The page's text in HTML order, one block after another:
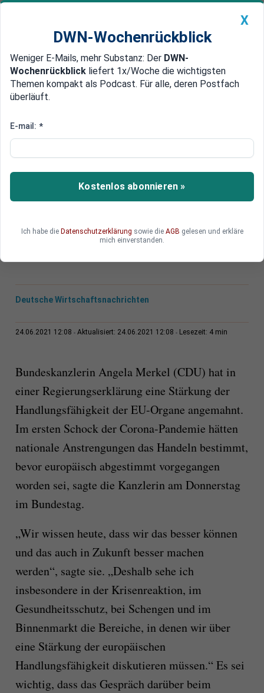
Newsticker MEIN DWN: Geldanlage Premium
Edelmetalle DWN-Magazin China
Merkel fordert neue
Kommissare
Bundeskanzlerin Angela Merkel fordert neue
Durchgriffsrechte für EU-Kommissare in
dass ein „längerer und tiefergehender“ Prozess
angestoßen werden müsse.
Deutsche Wirtschaftsnachrichten
24.06.2021 12:08 Aktualisiert: 24.06.2021 12:08 Lesezeit: 4 min
Bundeskanzlerin Angela Merkel (CDU) hat in
einer Regierungserklärung eine Stärkung der
Handlungsfähigkeit der EU-Organe angemahnt.
Im ersten Schock der Corona-Pandemie hätten
nationale Anstrengungen das Handeln bestimmt,
bevor europäisch abgestimmt vorgegangen
worden sei, sagte die Kanzlerin am Donnerstag
im Bundestag.
„Wir wissen heute, dass wir das besser können
und das auch in Zukunft besser machen
werden“, sagte sie. „Deshalb sehe ich
insbesondere in der Krisenreaktion, im
Gesundheitsschutz, bei Schengen und im
Binnenmarkt die Bereiche, in denen wir über
eine Stärkung der europäischen
Handlungsfähigkeit diskutieren müssen.“ Es sei
wichtig, dass das Gespräch darüber beim
X
DWN-Wochenrückblick
Weniger E-Mails, mehr Substanz: Der DWN-
Wochenrückblick liefert 1x/Woche die wichtigsten
Themen kompakt als Podcast. Für alle, deren Postfach
überläuft.
E-mail: *
Kostenlos abonnieren »
Ich habe die Datenschutzerklärung sowie die AGB gelesen und erkläre
mich einverstanden.